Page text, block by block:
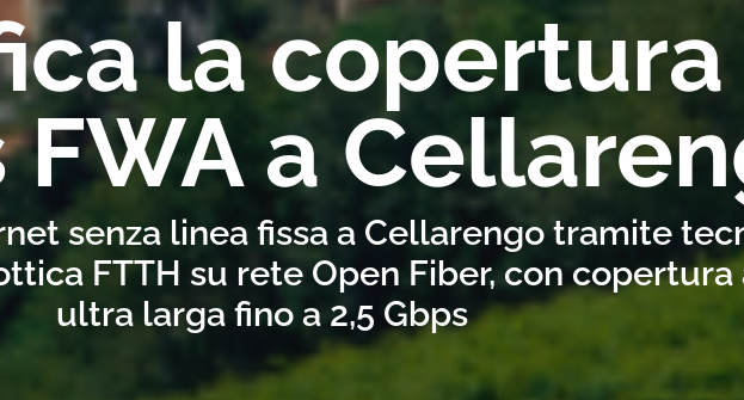
la copertura
a
senza linea fissa a Cellarengo tramite
FTTH su rete Open Fiber, con copertura
ultra larga fino a 2,5 Gbps